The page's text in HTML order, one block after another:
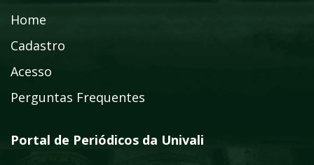
Home
Cadastro
Acesso
Perguntas Frequentes
Portal de Periódicos da Univali